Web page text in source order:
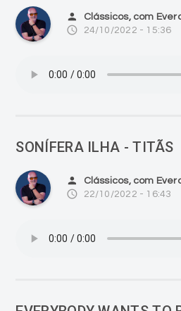
person Clássicos, com
access_time 24/10/2022 - 15:36
SONÍFERA ILHA - TITÃS
person Clássicos, com
access_time 22/10/2022 - 16:43